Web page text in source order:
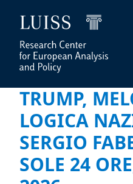
TRUMP,
LOGICA
SERGIO
SOLE 24